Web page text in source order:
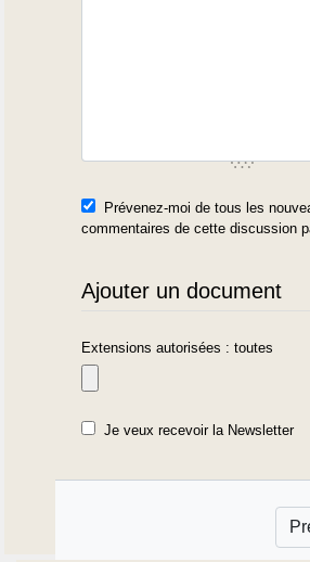
Prévenez-moi de tous les
commentaires de cette discussion
Ajouter un document
Extensions autorisées : toutes
Je veux recevoir la Newsletter